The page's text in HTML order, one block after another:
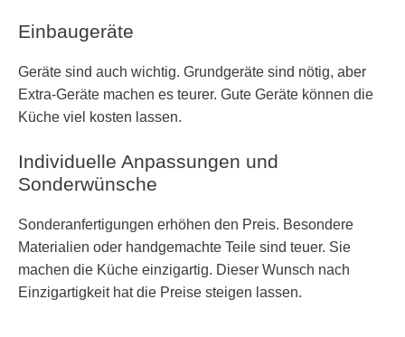
Einbaugeräte
Geräte sind auch wichtig. Grundgeräte sind nötig, aber
Extra-Geräte machen es teurer. Gute Geräte können die
Küche viel kosten lassen.
Individuelle Anpassungen und
Sonderwünsche
Sonderanfertigungen erhöhen den Preis. Besondere
Materialien oder handgemachte Teile sind teuer. Sie
machen die Küche einzigartig. Dieser Wunsch nach
Einzigartigkeit hat die Preise steigen lassen.